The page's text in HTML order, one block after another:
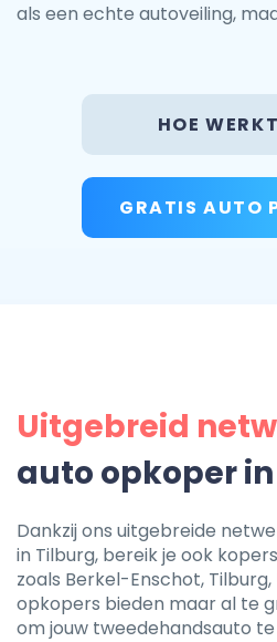
als een echte autoveiling,
HOE
GRATIS AUTO
Uitgebreid
auto opkoper
Dankzij ons uitgebreide
in Tilburg, bereik je ook
zoals Berkel-Enschot, Tilburg,
opkopers bieden maar al te
om jouw tweedehandsauto